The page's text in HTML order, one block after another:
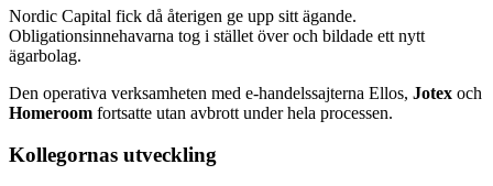
Nordic Capital fick då återigen ge upp sitt ägande.
Obligationsinnehavarna tog i stället över och bildade ett nytt
ägarbolag.
Den operativa verksamheten med e-handelssajterna Ellos, Jotex och
Homeroom fortsatte utan avbrott under hela processen.
Kollegornas utveckling